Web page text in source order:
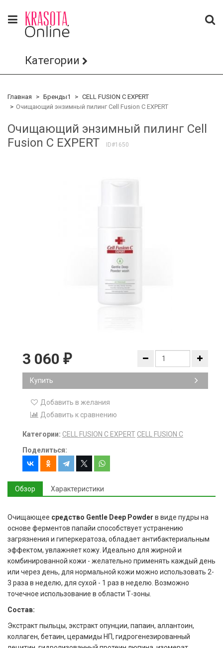
Категории
Главная Бренды1
CELL FUSION C EXPERT
Очищающий энзимный пилинг Cell Fusion C EXPERT
Очищающий энзимный пилинг Cell
Fusion C EXPERT
ID#1650
3 060 ₽
Купить
Добавить в желания
Добавить к сравнению
Категории: CELL FUSION C EXPERT CELL FUSION C
Поделиться:
Обзор Характеристики
Очищающее средство Gentle Deep Powder в виде пудры на
основе ферментов папайи способствует устранению
загрязнения и гиперкератоза, обладает антибактериальным
эффектом, увлажняет кожу. Идеально для жирной и
комбинированной кожи - желательно применять каждый день
или через день, для нормальной кожи можно использовать 2-
3 раза в неделю, для сухой - 1 раз в неделю. Возможно
точечное использование в области Т-зоны.
Состав:
Экстракт пыльцы, экстракт опунции, папаин, аллантоин,
коллаген, бетаин, церамиды НП, гидрогенезированный